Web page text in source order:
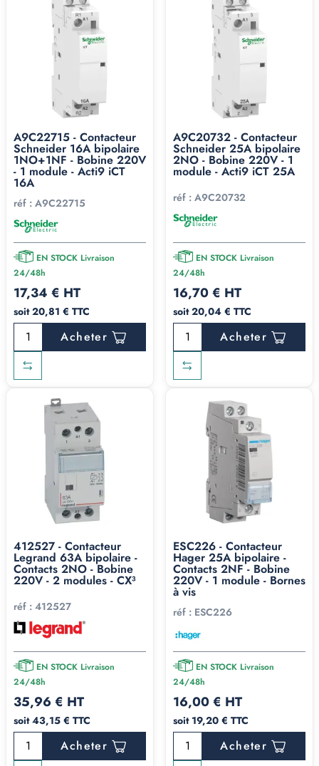
A9C22715 - Contacteur
Schneider 16A bipolaire
1NO+1NF - Bobine 220V
- 1 module - Acti9 iCT
16A
réf : A9C22715
EN STOCK Livraison
24/48h
17,34 € HT
soit 20,81 € TTC
Acheter
A9C20732 - Contacteur
Schneider 25A bipolaire
2NO - Bobine 220V - 1
module - Acti9 iCT 25A
réf : A9C20732
EN STOCK Livraison
24/48h
16,70 € HT
soit 20,04 € TTC
Acheter
412527 - Contacteur
Legrand 63A bipolaire -
Contacts 2NO - Bobine
220V - 2 modules - CX³
réf : 412527
EN STOCK Livraison
24/48h
35,96 € HT
soit 43,15 € TTC
Acheter
ESC226 - Contacteur
Hager 25A bipolaire -
Contacts 2NF - Bobine
220V - 1 module - Bornes
à vis
réf : ESC226
EN STOCK Livraison
24/48h
16,00 € HT
soit 19,20 € TTC
Acheter